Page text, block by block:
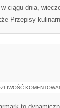
ciągu dnia,
Przepisy
to